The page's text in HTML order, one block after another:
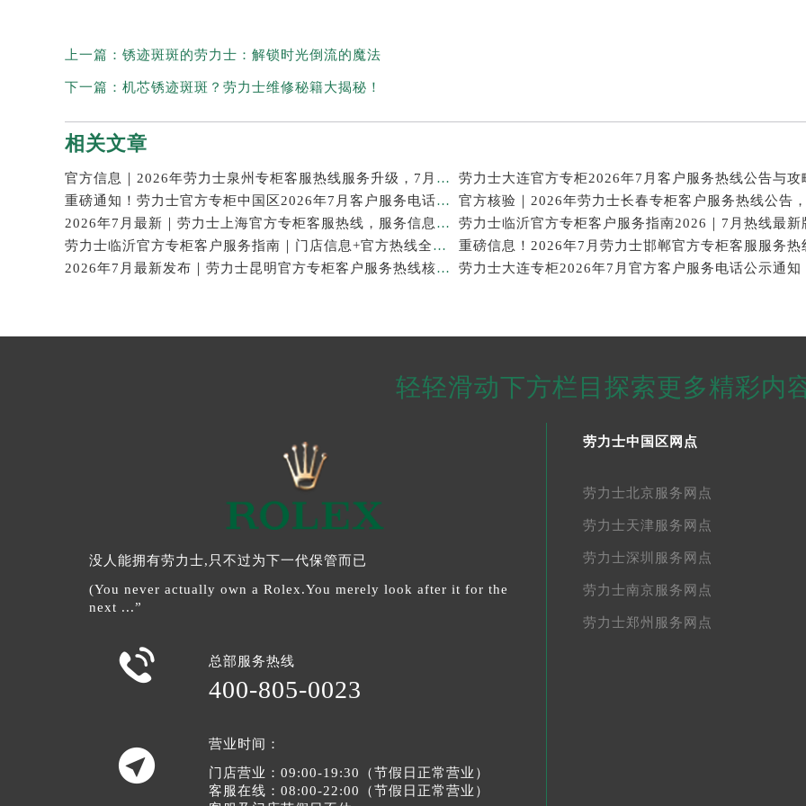
上一篇： 锈迹斑斑的劳力士：解锁时光倒流的魔法
下一篇： 机芯锈迹斑斑？劳力士维修秘籍大揭秘！
相关文章
官方信息｜2026年劳力士泉州专柜客服热线服务升级，7月最新专柜名录发布
劳力士大连官方专柜2026年7月客户服务热线公告与攻
重磅通知！劳力士官方专柜中国区2026年7月客户服务电话及信息整合
2026年7月最新｜劳力士上海官方专柜客服热线，服务信息核验版公开
劳力士临沂官方专柜客户服务指南｜门店信息+官方热线全公开，2026年7月最新
2026年7月最新发布｜劳力士昆明官方专柜客户服务热线核验，专柜信息全攻略
劳力士大连专柜2026年7月官方客户服务电话公示通知
轻轻滑动下方栏目探索更多精彩内
没人能拥有劳力士,只不过为下一代保管而已
(You never actually own a Rolex.You merely look after it for the
next ...”
 总部服务热线
400-805-0023

营业时间：
门店营业：09:00-19:30（节假日正常营业）
客服在线：08:00-22:00（节假日正常营业）
劳力士中国区网点
劳力士北京服务网点
劳力士天津服务网点
劳力士深圳服务网点
劳力士南京服务网点
劳力士郑州服务网点